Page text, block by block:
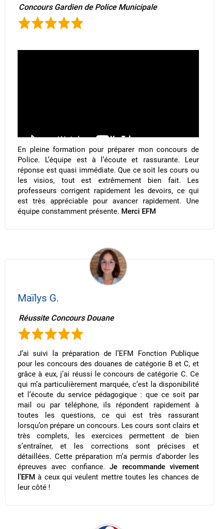
Concours Gardien de Police Municipale
En pleine formation pour préparer mon concours de
Police. L’équipe est à l’écoute et rassurante. Leur
réponse est quasi immédiate. Que ce soit les cours ou
les visios, tout est extrêmement bien fait. Les
professeurs corrigent rapidement les devoirs, ce qui
est très appréciable pour avancer rapidement. Une
équipe constamment présente. Merci EFM
Maïlys G.
Réussite Concours Douane
J’ai suivi la préparation de l’EFM Fonction Publique
pour les concours des douanes de catégorie B et C, et
grâce à eux, j’ai réussi le concours de catégorie C. Ce
qui m’a particulièrement marquée, c’est la disponibilité
et l’écoute du service pédagogique : que ce soit par
mail ou par téléphone, ils répondent rapidement à
toutes les questions, ce qui est très rassurant
lorsqu’on prépare un concours. Les cours sont clairs et
très complets, les exercices permettent de bien
s’entraîner, et les corrections sont précises et
détaillées. Cette préparation m’a permis d’aborder les
épreuves avec confiance.Je recommande vivement
l’EFM à ceux qui veulent mettre toutes les chances de
leur côté !